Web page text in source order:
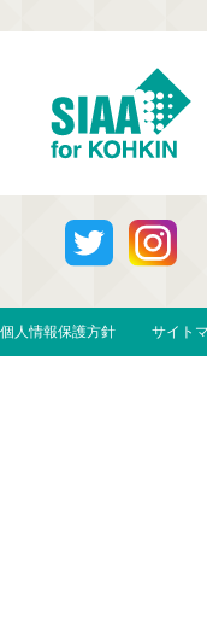
個人情報保護方針 サイト